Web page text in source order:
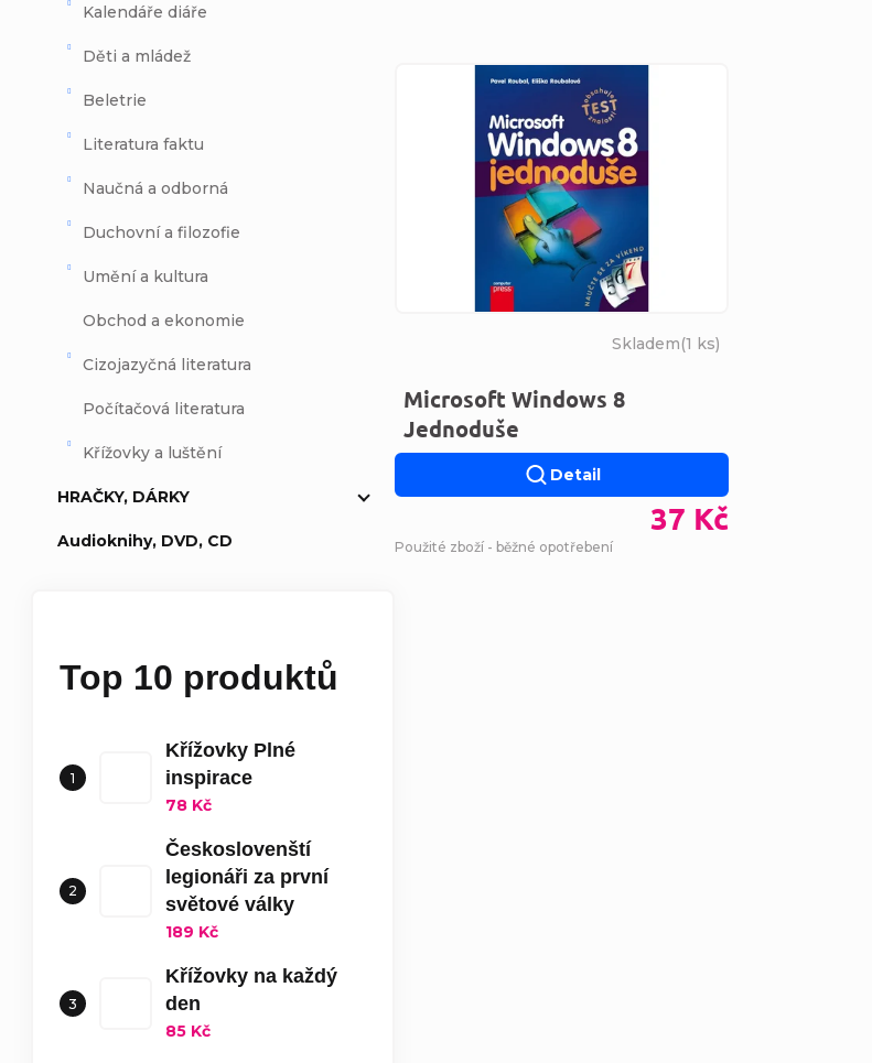
Kalendáře diáře
Děti a mládež
Beletrie
Literatura faktu
Naučná a odborná
Duchovní a filozofie
Umění a kultura
Obchod a ekonomie
Cizojazyčná literatura
Počítačová literatura
Křížovky a luštění
HRAČKY, DÁRKY
Audioknihy, DVD, CD
Top 10 produktů
Křížovky Plné
inspirace
78 Kč
Českoslovenští
legionáři za první
světové války
189 Kč
Křížovky na každý
den
85 Kč
Výpis produktů
Microsoft Windows 8
Jednoduše
Skladem(1 ks)
37 Kč
Detail
Použité zboží - běžné opotřebení